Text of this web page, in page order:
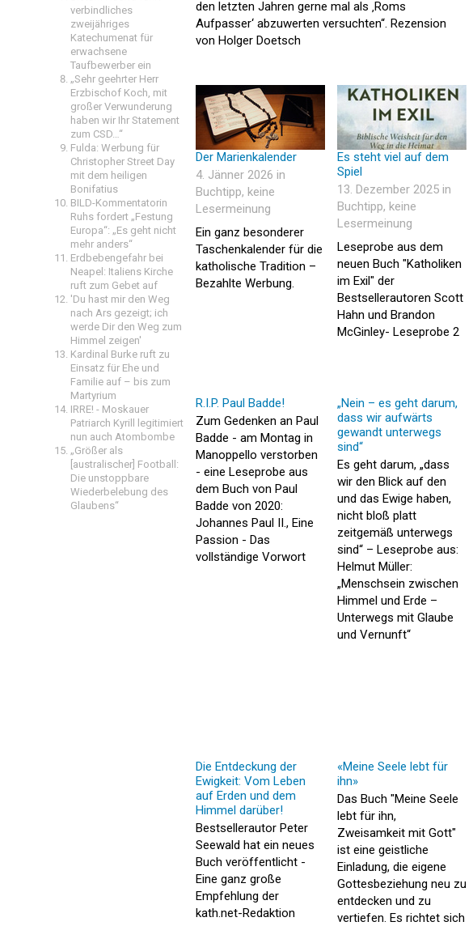
verbindliches
zweijähriges
Katechumenat für
erwachsene
Taufbewerber ein
„Sehr geehrter Herr
Erzbischof Koch, mit
großer Verwunderung
haben wir Ihr Statement
zum CSD…“
Fulda: Werbung für
Christopher Street Day
mit dem heiligen
Bonifatius
BILD-Kommentatorin
Ruhs fordert „Festung
Europa“: „Es geht nicht
mehr anders“
Erdbebengefahr bei
Neapel: Italiens Kirche
ruft zum Gebet auf
'Du hast mir den Weg
nach Ars gezeigt; ich
werde Dir den Weg zum
Himmel zeigen'
Kardinal Burke ruft zu
Einsatz für Ehe und
Familie auf – bis zum
Martyrium
IRRE! - Moskauer
Patriarch Kyrill legitimiert
nun auch Atombombe
„Größer als
[australischer] Football:
Die unstoppbare
Wiederbelebung des
Glaubens“
den letzten Jahren gerne mal als ‚Roms
Aufpasser‘ abzuwerten versuchten“. Rezension
von Holger Doetsch
Der Marienkalender
4. Jänner 2026 in
Buchtipp, keine
Lesermeinung
Ein ganz besonderer
Taschenkalender für die
katholische Tradition –
Bezahlte Werbung.
Es steht viel auf dem
Spiel
13. Dezember 2025 in
Buchtipp, keine
Lesermeinung
Leseprobe aus dem
neuen Buch "Katholiken
im Exil" der
Bestsellerautoren Scott
Hahn und Brandon
McGinley- Leseprobe 2
R.I.P. Paul Badde!
Zum Gedenken an Paul
Badde - am Montag in
Manoppello verstorben
- eine Leseprobe aus
dem Buch von Paul
Badde von 2020:
Johannes Paul II., Eine
Passion - Das
vollständige Vorwort
„Nein – es geht darum,
dass wir aufwärts
gewandt unterwegs
sind“
Es geht darum, „dass
wir den Blick auf den
und das Ewige haben,
nicht bloß platt
zeitgemäß unterwegs
sind“ – Leseprobe aus:
Helmut Müller:
„Menschsein zwischen
Himmel und Erde –
Unterwegs mit Glaube
und Vernunft“
Die Entdeckung der
Ewigkeit: Vom Leben
auf Erden und dem
Himmel darüber!
Bestsellerautor Peter
Seewald hat ein neues
Buch veröffentlicht -
Eine ganz große
Empfehlung der
kath.net-Redaktion
«Meine Seele lebt für
ihn»
Das Buch "Meine Seele
lebt für ihn,
Zweisamkeit mit Gott"
ist eine geistliche
Einladung, die eigene
Gottesbeziehung neu zu
entdecken und zu
vertiefen. Es richtet sich